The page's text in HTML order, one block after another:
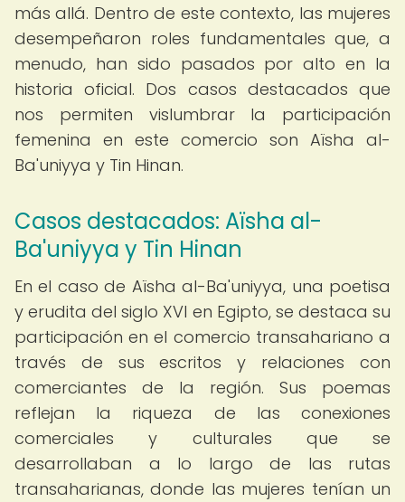
más allá. Dentro de este contexto, las mujeres
desempeñaron roles fundamentales que, a
menudo, han sido pasados por alto en la
historia oficial. Dos casos destacados que
nos permiten vislumbrar la participación
femenina en este comercio son Aïsha al-
Ba'uniyya y Tin Hinan.
Casos destacados: Aïsha al-
Ba'uniyya y Tin Hinan
En el caso de Aïsha al-Ba'uniyya, una poetisa
y erudita del siglo XVI en Egipto, se destaca su
participación en el comercio transahariano a
través de sus escritos y relaciones con
comerciantes de la región. Sus poemas
reflejan la riqueza de las conexiones
comerciales y culturales que se
desarrollaban a lo largo de las rutas
transaharianas, donde las mujeres tenían un